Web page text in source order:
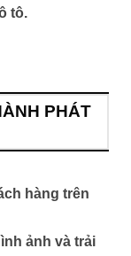
tô.
PHÁT
hàng trên
ảnh và trải